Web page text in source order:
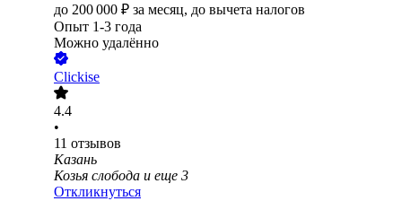
до 200 000 ₽ за месяц, до вычета налогов
Опыт 1-3 года
Можно удалённо
Clickise
4.4
•
11 отзывов
Казань
Козья слобода и еще 3
Откликнуться